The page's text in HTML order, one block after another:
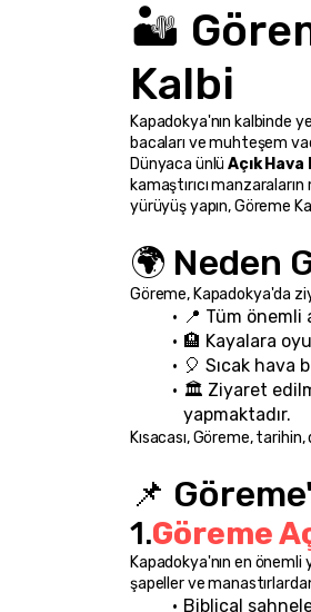
🏜️
Kalbi
Kapadokya'nın kalbinde
bacaları ve muhteşem
Dünyaca ünlü Açık Hava
kamaştırıcı
yürüyüş yapın, Göreme
🌍 Neden
Göreme, Kapadokya'da
📍 Tüm önemli
🏨 Kayalara
🎈 Sıcak hava
🏛️ Ziyaret
yapmaktadır.
Kısacası, Göreme,
📌
1.Göreme
Kapadokya'nın en önemli
şapeller ve
Biblical